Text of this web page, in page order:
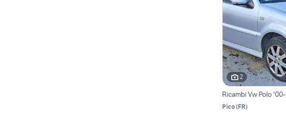
2
Ricambi Vw Polo
Pico(FR)